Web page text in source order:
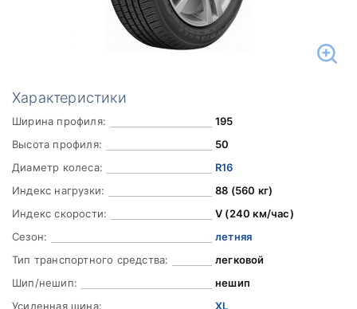
Характеристики
Ширина профиля:
195
Высота профиля:
50
Диаметр колеса:
R16
Индекс нагрузки:
88 (560 кг)
Индекс скорости:
V (240 км/час)
Сезон:
летняя
Тип транспортного средства:
легковой
Шип/нешип:
нешип
Усиленная шина:
XL